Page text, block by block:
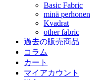
Basic Fabric
minä perhonen
Kvadrat
other fabric
過去の販売商品
コラム
カート
マイアカウント